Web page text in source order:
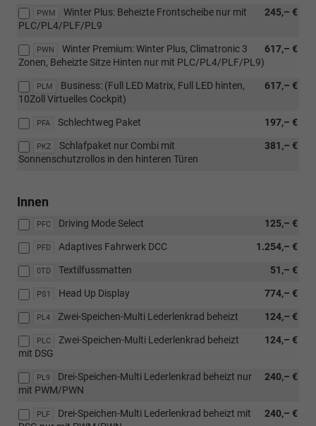
PWM 245,– €
Winter Plus: Beheizte Frontscheibe nur mit
PLC/PL4/PLF/PL9
PWN 617,– €
Winter Premium: Winter Plus, Climatronic 3
Zonen, Beheizte Sitze Hinten nur mit PLC/PL4/PLF/PL9)
PLM 617,– €
Business: (Full LED Matrix, Full LED hinten,
10Zoll Virtuelles Cockpit)
PFA 197,– €
Schlechtweg Paket
PKZ 381,– €
Schlafpaket nur Combi mit
Sonnenschutzrollos in den hinteren Türen
Innen
PFC 125,– €
Driving Mode Select
PFD 1.254,– €
Adaptives Fahrwerk DCC
0TD 51,– €
Textilfussmatten
PS1 774,– €
Head Up Display
PL4 124,– €
Zwei-Speichen-Multi Lederlenkrad beheizt
PLC 124,– €
Zwei-Speichen-Multi Lederlenkrad beheizt
mit DSG
PL9 240,– €
Drei-Speichen-Multi Lederlenkrad beheizt nur
mit PWM/PWN
PLF 240,– €
Drei-Speichen-Multi Lederlenkrad beheizt mit